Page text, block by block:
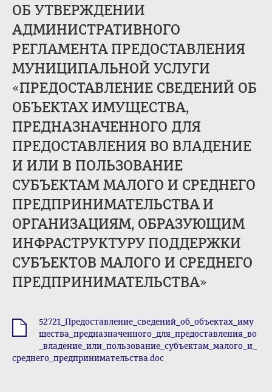
ОБ УТВЕРЖДЕНИИ
АДМИНИСТРАТИВНОГО
РЕГЛАМЕНТА ПРЕДОСТАВЛЕНИЯ
МУНИЦИПАЛЬНОЙ УСЛУГИ
«ПРЕДОСТАВЛЕНИЕ СВЕДЕНИЙ ОБ
ОБЪЕКТАХ ИМУЩЕСТВА,
ПРЕДНАЗНАЧЕННОГО ДЛЯ
ПРЕДОСТАВЛЕНИЯ ВО ВЛАДЕНИЕ
И ИЛИ В ПОЛЬЗОВАНИЕ
СУБЪЕКТАМ МАЛОГО И СРЕДНЕГО
ПРЕДПРИНИМАТЕЛЬСТВА И
ОРГАНИЗАЦИЯМ, ОБРАЗУЮЩИМ
ИНФРАСТРУКТУРУ ПОДДЕРЖКИ
СУБЪЕКТОВ МАЛОГО И СРЕДНЕГО
ПРЕДПРИНИМАТЕЛЬСТВА»
52721_Предоставление_сведений_об_объектах_иму
щества_предназначенного_для_предоставления_во
_владение_или_пользование_субъектам_малого_и_
среднего_предпринимательства.doc